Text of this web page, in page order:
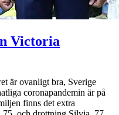
Victoria
är ovanligt bra, Sverige
coronapandemin är på
finns det extra